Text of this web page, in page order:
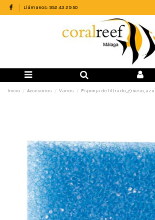
Llámanos: 952 43 29 50
Inicio Accesorios Varios Esponja de filtrado, grueso, azul